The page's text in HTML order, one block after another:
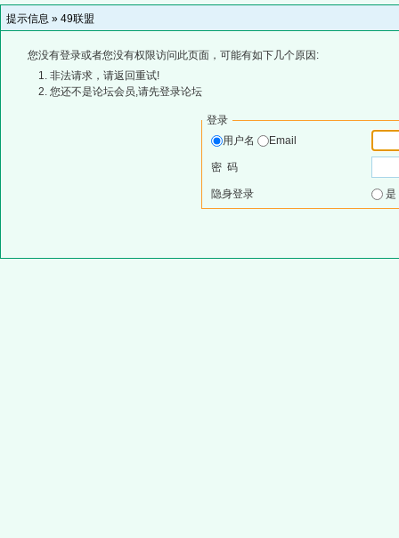
提示信息 » 49联盟
您没有登录或者您没有权限访问此页面，可能有如下几个原因:
非法请求，请返回重试!
您还不是论坛会员,请先登录论坛
登录
用户名
Email
密 码
隐身登录